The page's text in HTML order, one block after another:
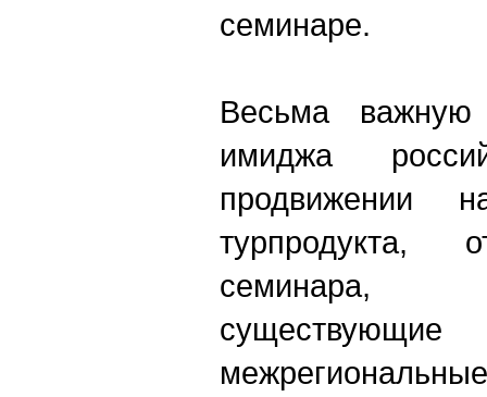
семинаре.
Весьма
имиджа
продвижении
турпродукта,
семинара,